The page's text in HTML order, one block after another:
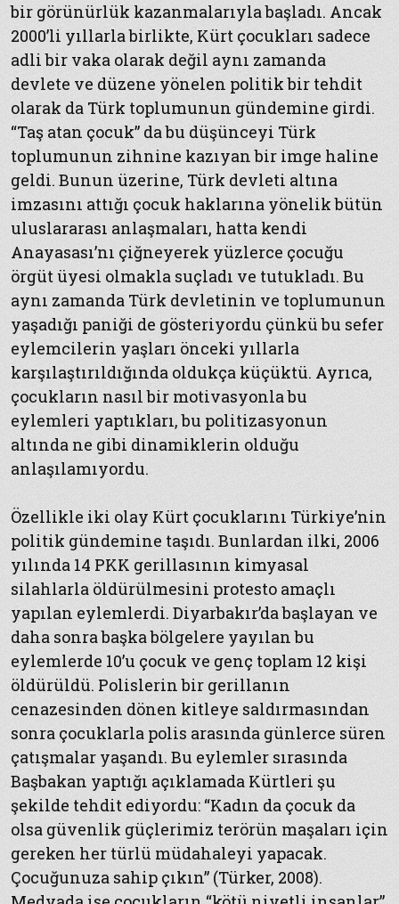
bir görünürlük kazanmalarıyla başladı. Ancak
2000’li yıllarla birlikte, Kürt çocukları sadece
adli bir vaka olarak değil aynı zamanda
devlete ve düzene yönelen politik bir tehdit
olarak da Türk toplumunun gündemine girdi.
“Taş atan çocuk” da bu düşünceyi Türk
toplumunun zihnine kazıyan bir imge haline
geldi. Bunun üzerine, Türk devleti altına
imzasını attığı çocuk haklarına yönelik bütün
uluslararası anlaşmaları, hatta kendi
Anayasası’nı çiğneyerek yüzlerce çocuğu
örgüt üyesi olmakla suçladı ve tutukladı. Bu
aynı zamanda Türk devletinin ve toplumunun
yaşadığı paniği de gösteriyordu çünkü bu sefer
eylemcilerin yaşları önceki yıllarla
karşılaştırıldığında oldukça küçüktü. Ayrıca,
çocukların nasıl bir motivasyonla bu
eylemleri yaptıkları, bu politizasyonun
altında ne gibi dinamiklerin olduğu
anlaşılamıyordu.
Özellikle iki olay Kürt çocuklarını Türkiye’nin
politik gündemine taşıdı. Bunlardan ilki, 2006
yılında 14 PKK gerillasının kimyasal
silahlarla öldürülmesini protesto amaçlı
yapılan eylemlerdi. Diyarbakır’da başlayan ve
daha sonra başka bölgelere yayılan bu
eylemlerde 10’u çocuk ve genç toplam 12 kişi
öldürüldü. Polislerin bir gerillanın
cenazesinden dönen kitleye saldırmasından
sonra çocuklarla polis arasında günlerce süren
çatışmalar yaşandı. Bu eylemler sırasında
Başbakan yaptığı açıklamada Kürtleri şu
şekilde tehdit ediyordu: “Kadın da çocuk da
olsa güvenlik güçlerimiz terörün maşaları için
gereken her türlü müdahaleyi yapacak.
Çocuğunuza sahip çıkın” (Türker, 2008).